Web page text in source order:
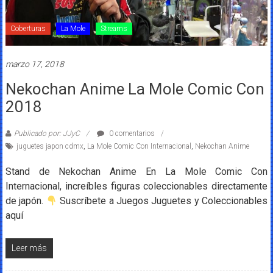
Coberturas La Mole Streams
marzo 17, 2018
Nekochan Anime La Mole Comic Con
2018
Publicado por: JJyC
0 comentarios
juguetes japon cdmx, La Mole Comic Con Internacional , Nekochan Anime
Stand de Nekochan Anime En La Mole Comic Con
Internacional, increíbles figuras coleccionables directamente
de japón.
Suscríbete a Juegos Juguetes y Coleccionables
aquí
Leer más